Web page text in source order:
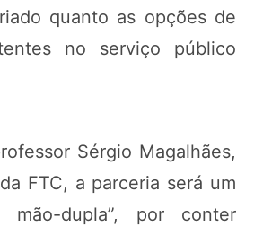
quanto as opções de
no serviço público
Sérgio Magalhães,
FTC, a parceria será um
mão-dupla”, por conter